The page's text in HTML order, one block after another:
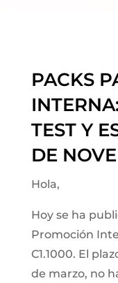
PACKS
TEST Y
DE
Hola,
Hoy se ha
Promoción
C1.1000. El
de marzo, no